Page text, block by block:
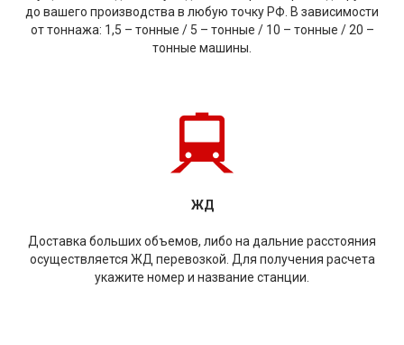
до вашего производства в любую точку РФ. В зависимости
от тоннажа: 1,5 – тонные / 5 – тонные / 10 – тонные / 20 –
тонные машины.
ЖД
Доставка больших объемов, либо на дальние расстояния
осуществляется ЖД перевозкой. Для получения расчета
укажите номер и название станции.